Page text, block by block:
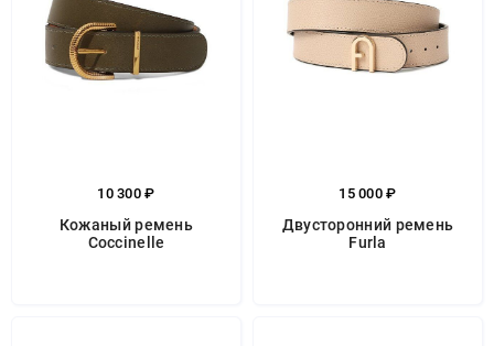
10 300 ₽
Кожаный ремень
Coccinelle
15 000 ₽
Двусторонний ремень
Furla